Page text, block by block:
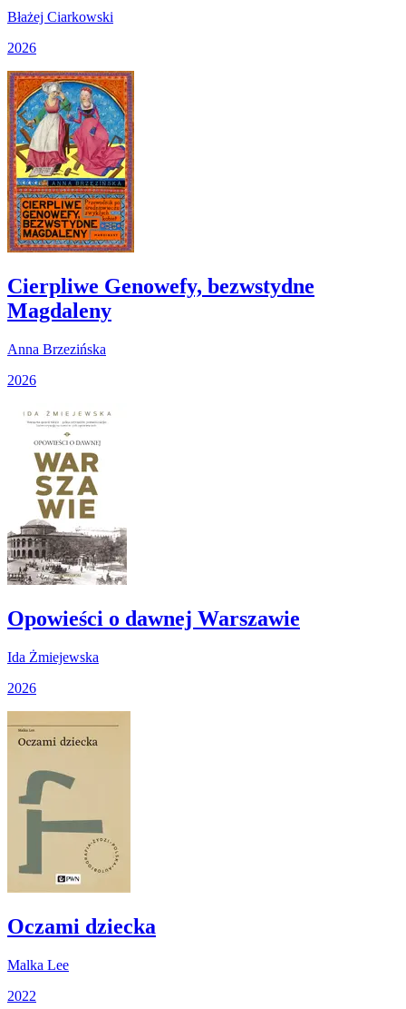
Błażej Ciarkowski
2026
Cierpliwe Genowefy, bezwstydne
Magdaleny
Anna Brzezińska
2026
Opowieści o dawnej Warszawie
Ida Żmiejewska
2026
Oczami dziecka
Malka Lee
2022